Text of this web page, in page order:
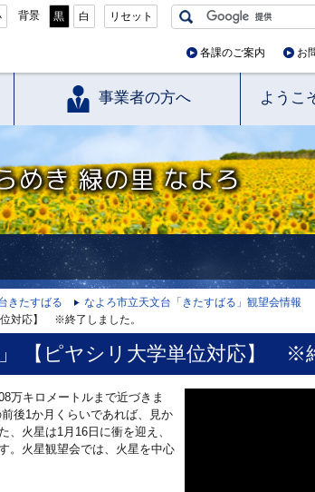
背景 黒 白 リセット
各課のご案内 お
事業者の方へ ようこ
雪・きらめき 緑の里 なよろ
きたすばる
なよろ市立天文台「きたすばる」観望会情報
位対応】 ※終了しました。
【ピヤシリ大学単位対応】 ※
万キロメートルまで近づきま
後1か月くらいであれば、見か
、火星は1月16日に衝を迎え、
。火星観望会では、火星を中心